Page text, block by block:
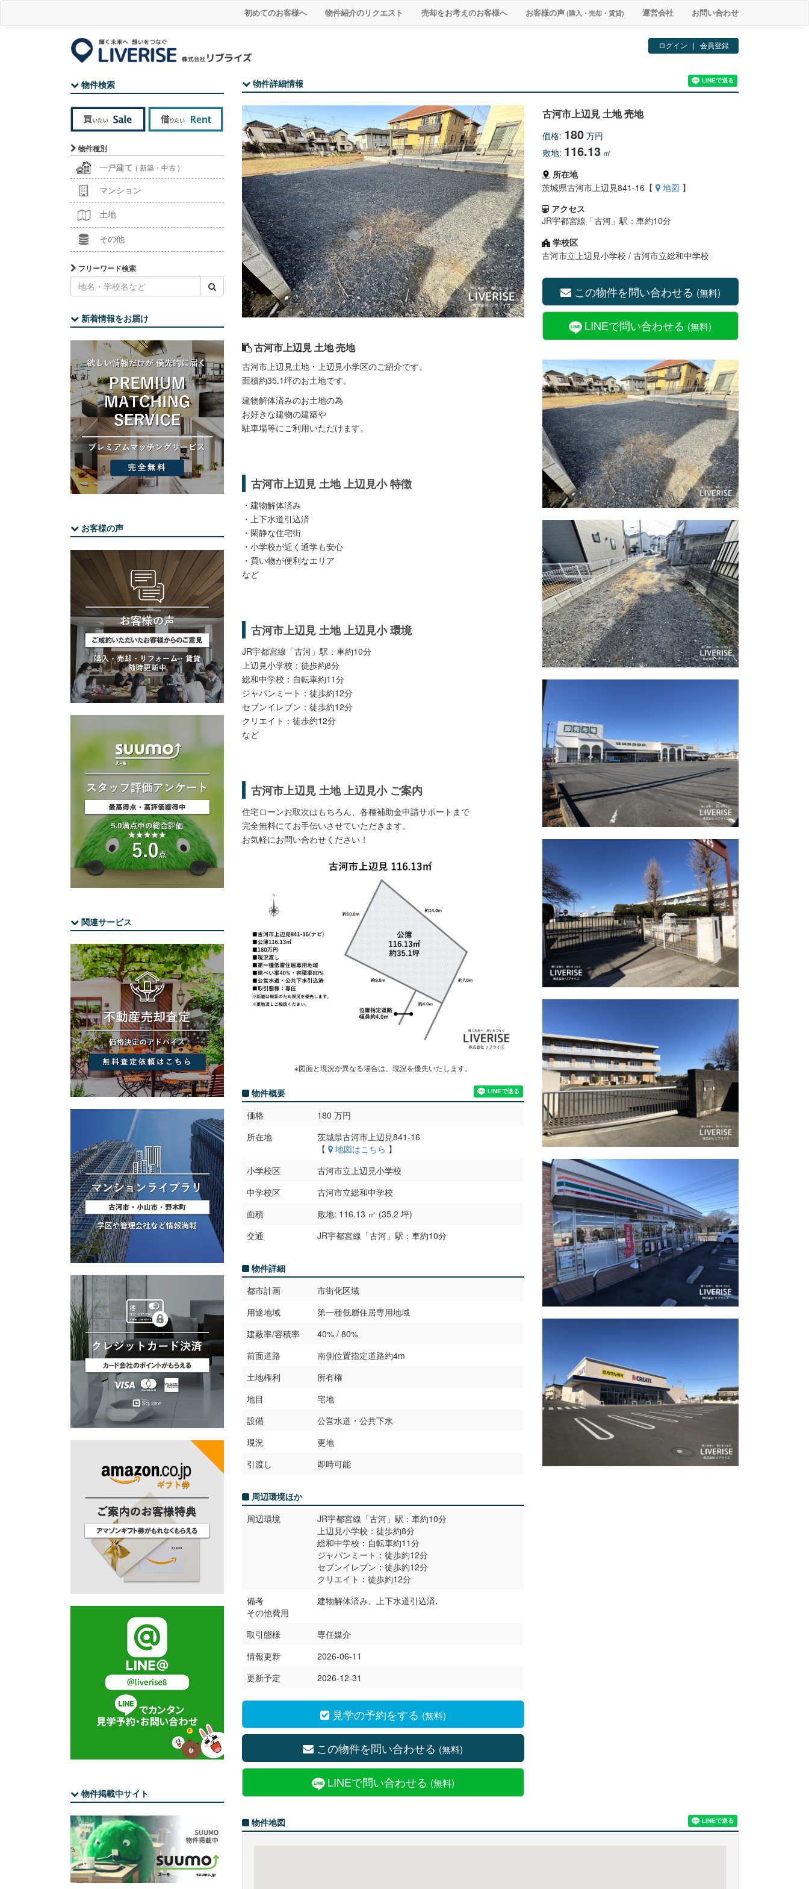
初めてのお客様へ 物件紹介のリクエスト 売却をお考えのお客様へ お客様の声 (購入・売却・賃貸) 運営会社 お問い合わせ
ログイン | 会員登録
物件検索
物件種別
一戸建て ( 新築・中古 )
マンション
土地
その他
フリーワード検索
新着情報をお届け
お客様の声
関連サービス
物件掲載中サイト
物件詳細情報
古河市上辺見 土地 売地
古河市上辺見 土地 売地
価格: 180 万円
敷地: 116.13 ㎡
所在地
茨城県古河市上辺見841-16【
地図 】
アクセス
JR宇都宮線「古河」駅：車約10分
学校区
古河市立上辺見小学校 / 古河市立総和中学校
この物件を問い合わせる (無料)
LINEで問い合わせる (無料)
古河市上辺見土地・上辺見小学区のご紹介です。
面積約35.1坪のお土地です。
建物解体済みのお土地の為
お好きな建物の建築や
駐車場等にご利用いただけます。
古河市上辺見 土地 上辺見小 特徴
・建物解体済み
・上下水道引込済
・閑静な住宅街
・小学校が近く通学も安心
・買い物が便利なエリア
など
古河市上辺見 土地 上辺見小 環境
JR宇都宮線「古河」駅：車約10分
上辺見小学校：徒歩約8分
総和中学校：自転車約11分
ジャパンミート：徒歩約12分
セブンイレブン：徒歩約12分
クリエイト：徒歩約12分
など
古河市上辺見 土地 上辺見小 ご案内
住宅ローンお取次はもちろん、各種補助金申請サポートまで
完全無料にてお手伝いさせていただきます。
お気軽にお問い合わせください！
※図面と現況が異なる場合は、現況を優先いたします。
物件概要
価格
180 万円
所在地
茨城県古河市上辺見841-16
【
地図はこちら 】
小学校区
古河市立上辺見小学校
中学校区
古河市立総和中学校
面積
敷地: 116.13 ㎡ (35.2 坪)
交通
JR宇都宮線「古河」駅：車約10分
物件詳細
都市計画
市街化区域
用途地域
第一種低層住居専用地域
建蔽率/容積率
40% / 80%
前面道路
南側位置指定道路約4m
土地権利
所有権
地目
宅地
設備
公営水道・公共下水
現況
更地
引渡し
即時可能
周辺環境ほか
周辺環境
JR宇都宮線「古河」駅：車約10分
上辺見小学校：徒歩約8分
総和中学校：自転車約11分
ジャパンミート：徒歩約12分
セブンイレブン：徒歩約12分
クリエイト：徒歩約12分
備考
その他費用
建物解体済み、上下水道引込済,
取引態様
専任媒介
情報更新
2026-06-11
更新予定
2026-12-31
見学の予約をする (無料)
この物件を問い合わせる (無料)
LINEで問い合わせる (無料)
物件地図